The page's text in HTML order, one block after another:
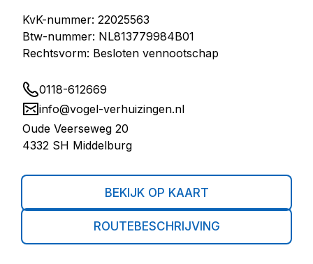
KvK-nummer: 22025563
Btw-nummer: NL813779984B01
Rechtsvorm: Besloten vennootschap
0118-612669
info@vogel-verhuizingen.nl
Oude Veerseweg 20
4332 SH Middelburg
BEKIJK OP KAART
ROUTEBESCHRIJVING